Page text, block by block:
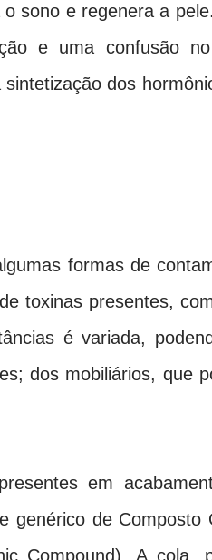
o sono e regenera a
e uma confusão
dos
formas de
toxinas presentes,
é variada,
dos mobiliários, que
em
genérico de
Compound). A cola,